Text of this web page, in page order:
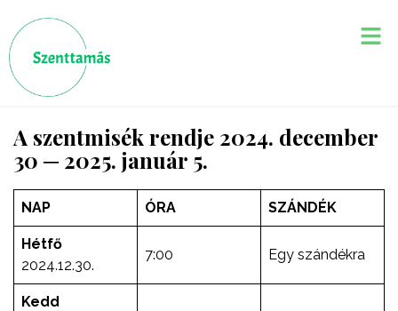
A szentmisék rendje 2024. december
30 ─ 2025. január 5.
NAP ÓRA SZÁNDÉK
Hétfő
2024.12.30.
7:00 Egy szándékra
Kedd